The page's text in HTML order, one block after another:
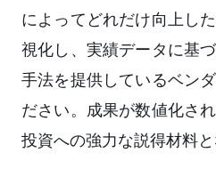
によってどれだけ向上し
視化し、実績データに基
手法を提供しているベン
ださい。成果が数値化さ
投資への強力な説得材料と